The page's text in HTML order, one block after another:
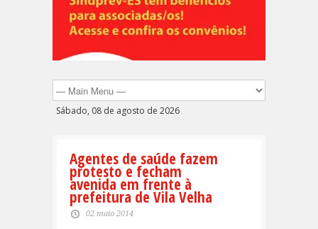
Sábado, 08 de agosto de 2026
Agentes de saúde fazem
protesto e fecham
avenida em frente à
prefeitura de Vila Velha
02 maio 2014